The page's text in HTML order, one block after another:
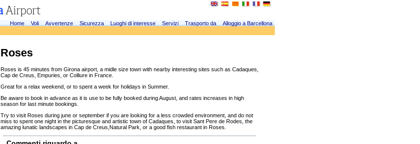
Home Voli Avvertenze Sicurezza Luoghi di interesse Servizi Trasporto da
Alloggio a Barcellona
Roses
Roses is 45 minutes from Girona airport, a midle size town with nearby interesting sites such as Cadaques,
Cap de Creus, Empuries, or Colliure in France.
Great for a relax weekend, or to spent a week for holidays in Summer.
Be aware to book in advance as it is use to be fully booked during August, and rates increases in high
season for last minute bookings.
Try to visit Roses during june or september if you are looking for a less crowded environment, and do not
miss to spent one night in the picturesque and artistic town of Cadaques, to visit Sant Pere de Rodes, the
amazing lunatic landscapes in Cap de Creus,Natural Park, or a good fish restaurant in Roses.